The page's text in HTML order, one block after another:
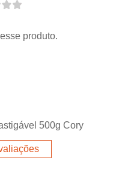
produto.
500g Cory